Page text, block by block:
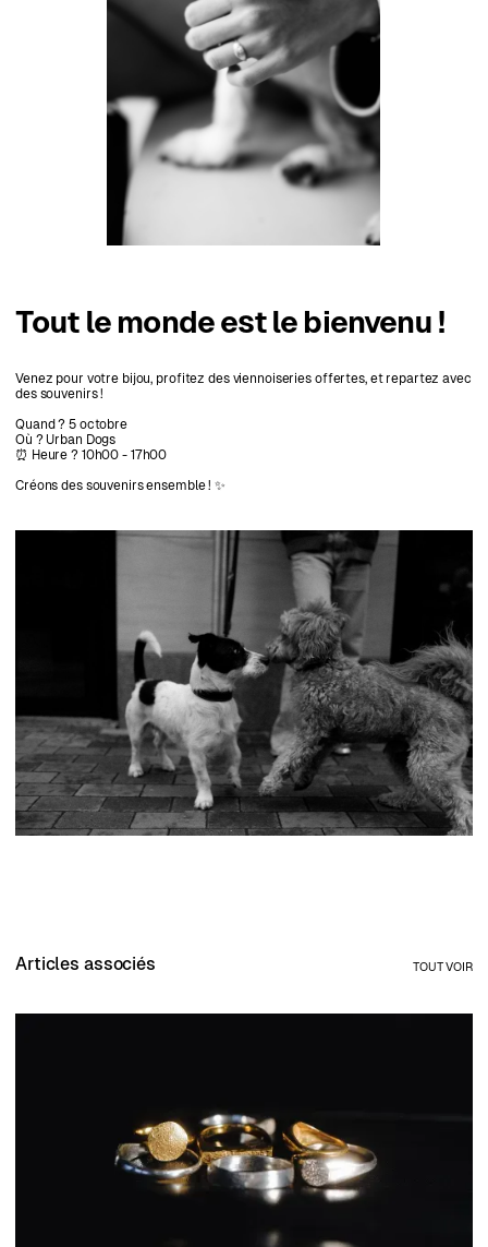
Tout le monde est le bienvenu !
Venez pour votre bijou, profitez des viennoiseries offertes, et repartez avec
des souvenirs !
Quand ? 5 octobre
Où ? Urban Dogs
⏰ Heure ? 10h00 - 17h00
Créons des souvenirs ensemble ! ✨
Articles associés TOUT VOIR